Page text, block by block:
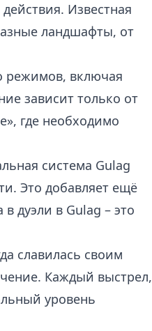
Известная
ландшафты, от
режимов, включая
зависит только от
где необходимо
система Gulag
Это добавляет ещё
дуэли в Gulag – это
славилась своим
Каждый выстрел,
уровень